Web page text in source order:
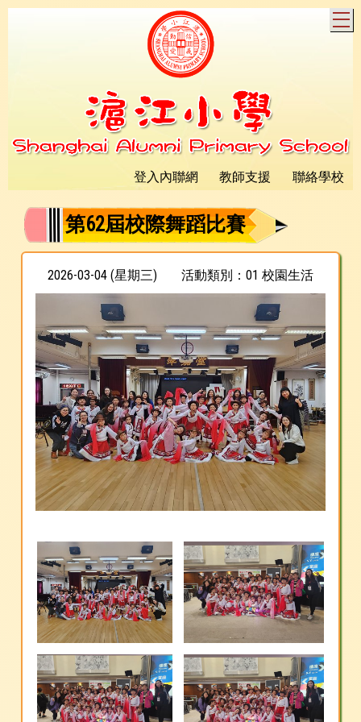
登入內聯網 教師支援 聯絡學校
第62屆校際舞蹈比賽
2026-03-04 (星期三) 活動類別：01 校園生活